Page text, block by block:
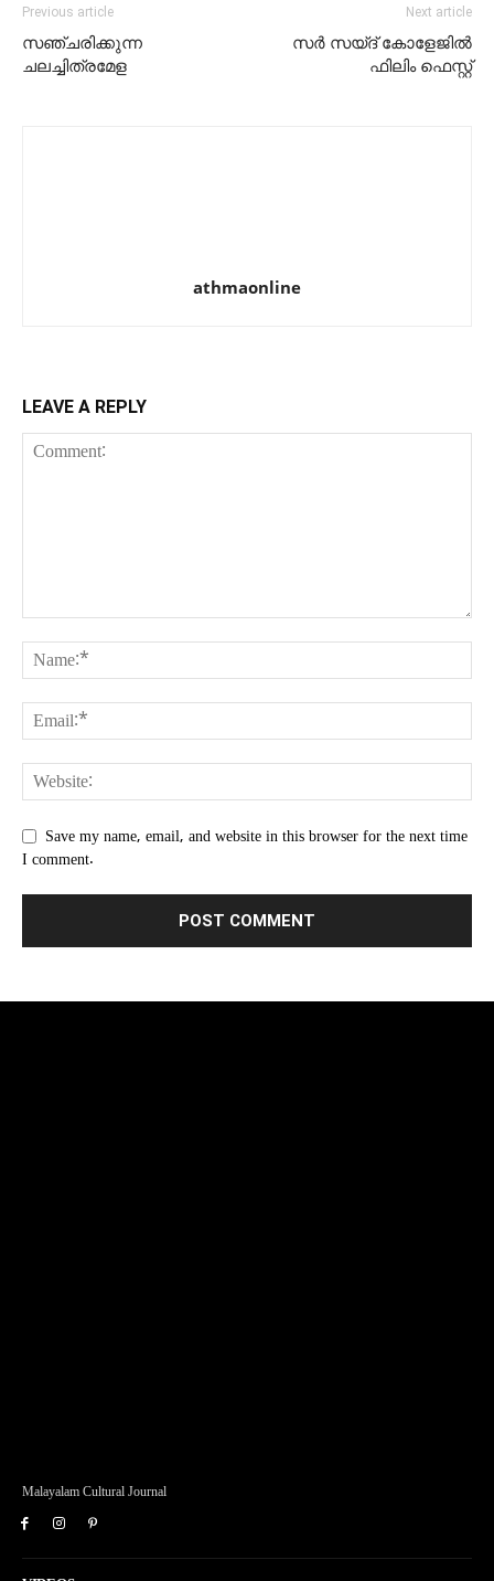
Previous article
സഞ്ചരിക്കുന്ന
ചലച്ചിത്രമേള
Next article
സർ സയ്ദ് കോളേജിൽ
ഫിലിം ഫെസ്റ്റ്
athmaonline
LEAVE A REPLY
Save my name, email, and website in this browser for the next time
I comment.
Malayalam Cultural Journal